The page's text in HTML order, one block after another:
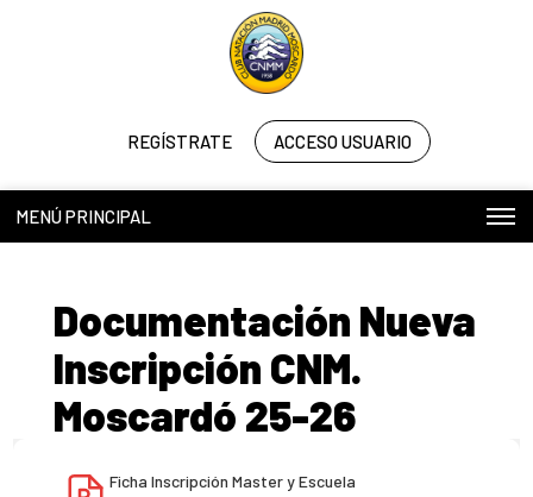
REGÍSTRATE ACCESO USUARIO
MENÚ PRINCIPAL
Documentación Nueva
Inscripción CNM.
Moscardó 25-26
Ficha Inscripción Master y Escuela